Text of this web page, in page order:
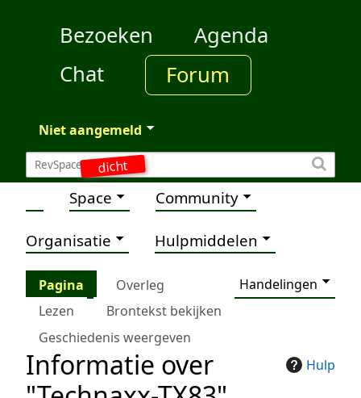
dicht
Bezoeken
Agenda
Chat
Forum
Niet aangemeld
Space Community
Organisatie Hulpmiddelen
Pagina Overleg
Handelingen
Lezen
Brontekst bekijken
Geschiedenis weergeven
Hulp
Informatie over